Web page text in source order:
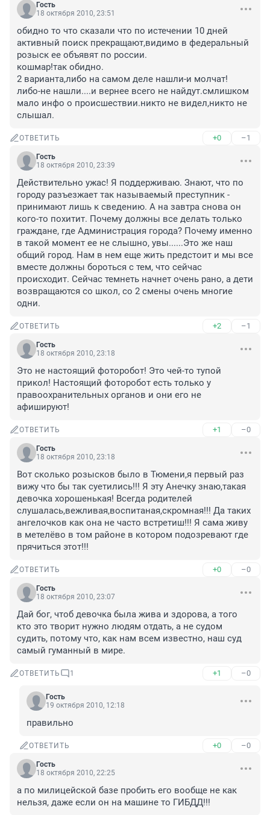
Гость
18 октября 2010, 23:51
обидно то что сказали что по истечении 10 дней
активный поиск прекращают,видимо в федеральный
розыск ее объявят по россии.
кошмар!так обидно.
2 варианта,либо на самом деле нашли-и молчат!
либо-не нашли....и вернее всего не найдут.смлишком
мало инфо о происшествии.никто не видел,никто не
слышал.
ОТВЕТИТЬ +0 –1
Гость
18 октября 2010, 23:39
Действительно ужас! Я поддерживаю. Знают, что по
городу разъезжает так называемый преступник -
принимают лишь к сведению. А на завтра снова он
кого-то похитит. Почему должны все делать только
граждане, где Администрация города? Почему именно
в такой момент ее не слышно, увы......Это же наш
общий город. Нам в нем еще жить предстоит и мы все
вместе должны бороться с тем, что сейчас
происходит. Сейчас темнеть начнет очень рано, а дети
возвращаются со школ, со 2 смены очень многие
одни.
ОТВЕТИТЬ +2 –1
Гость
18 октября 2010, 23:18
Это не настоящий фоторобот! Это чей-то тупой
прикол! Настоящий фоторобот есть только у
правоохранительных органов и они его не
афишируют!
ОТВЕТИТЬ +1 –0
Гость
18 октября 2010, 23:18
Вот сколько розысков было в Тюмени,я первый раз
вижу что бы так суетились!!! Я эту Анечку знаю,такая
девочка хорошенькая! Всегда родителей
слушалась,вежливая,воспитаная,скромная!!! Да таких
ангелочков как она не часто встретиш!!! Я сама живу
в метелёво в том районе в котором подозревают где
прячиться этот!!!
ОТВЕТИТЬ +0 –0
Гость
18 октября 2010, 23:07
Дай бог, чтоб девочка была жива и здорова, а того
кто это творит нужно людям отдать, а не судом
судить, потому что, как нам всем известно, наш суд
самый гуманный в мире.
ОТВЕТИТЬ 1 +1 –0
Гость
19 октября 2010, 12:18
правильно
ОТВЕТИТЬ +0 –0
Гость
18 октября 2010, 22:25
а по милицейской базе пробить его вообще не как
нельзя, даже если он на машине то ГИБДД!!!